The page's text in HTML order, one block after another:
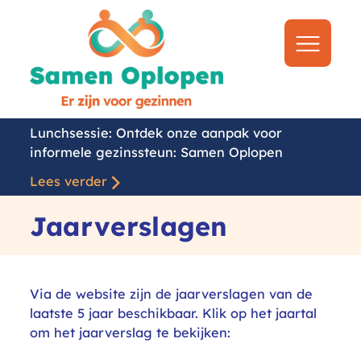
Naar
menu
Lunchsessie: Ontdek onze aanpak voor
informele gezinssteun: Samen Oplopen
Lees verder
Jaarverslagen
Via de website zijn de jaarverslagen van de
laatste 5 jaar beschikbaar. Klik op het jaartal
om het jaarverslag te bekijken: